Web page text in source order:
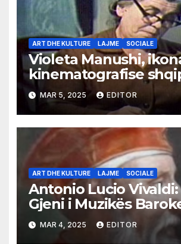
ART DHE KULTURE LAJME SOCIALE
Violeta Manushi,
kinematografise
MAR 5, 2025 EDITOR
ART DHE KULTURE LAJME SOCIALE
Antonio Lucio Vivaldi:
Gjeni i Muzikës
MAR 4, 2025 EDITOR